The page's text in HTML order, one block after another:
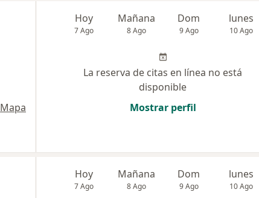
Mapa
Hoy
7 Ago
Mañana
8 Ago
Dom
9 Ago
lunes
10 Ago
La reserva de citas en línea no está
disponible
Mostrar perfil
Hoy
7 Ago
Mañana
8 Ago
Dom
9 Ago
lunes
10 Ago